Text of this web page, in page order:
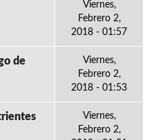
Viernes,
Febrero 2,
2018 - 01:57
de
Viernes,
Febrero 2,
2018 - 01:53
Viernes,
Febrero 2,